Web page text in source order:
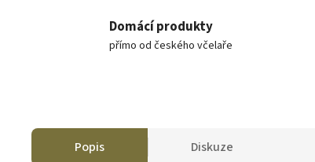
Domácí produkty
přímo od českého včelaře
Popis Diskuze